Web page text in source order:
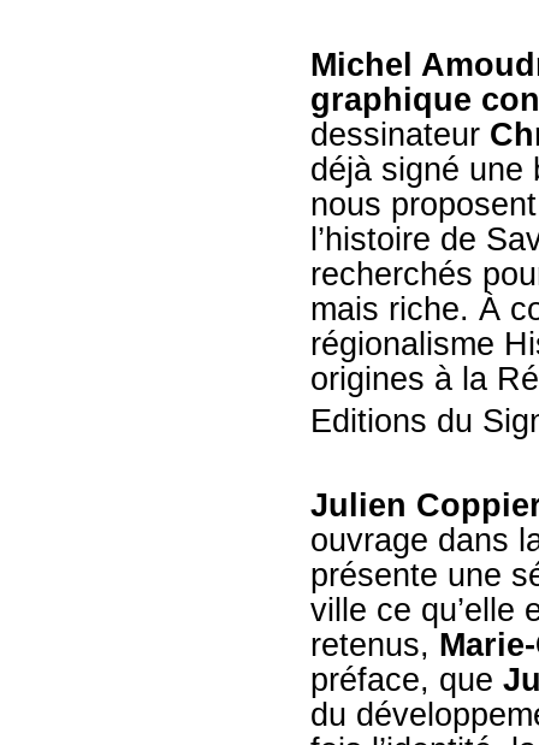
Michel
graphique
dessinateur
déjà signé une
nous
l’histoire de
recherchés
mais riche. À
régionalisme
origines à la
Editions du
Julien
ouvrage dans
présente une
ville ce qu’elle
retenus,
préface, que
du